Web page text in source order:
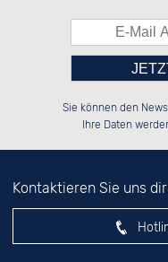
░░░░██░░░░░░██░░░░████░░░░░░██░░
░░████░░░░████░░░░░░██░░░░████░░
░░░░██░░░░░░██░░░░░░██░░░░░░██░░
Sie können den
Ihre Daten
Kontaktieren Sie uns